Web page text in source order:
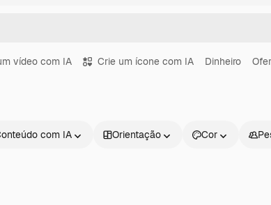
vídeo com IA Crie um ícone com IA Dinheiro
com IA Orientação Cor